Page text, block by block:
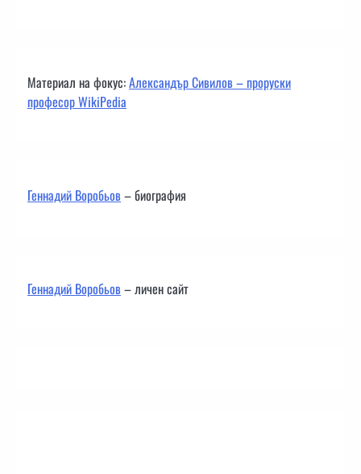
Материал на фокус:Александър Сивилов – проруски
професор WikiPedia
Геннадий Воробьов– биография
Геннадий Воробьов– личен сайт